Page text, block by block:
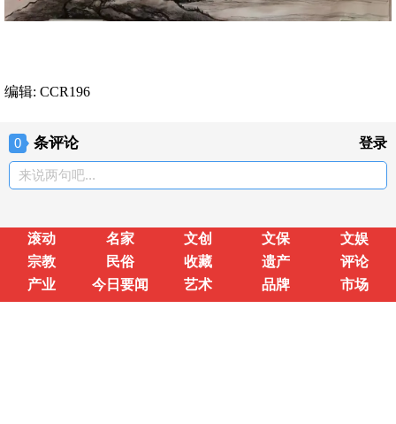
编辑: CCR196
0 条评论 登录
来说两句吧...
滚动 名家 文创 文保
文娱
宗教
民俗 收藏 遗产
评论
产业
今日要闻 艺术 品牌 市场